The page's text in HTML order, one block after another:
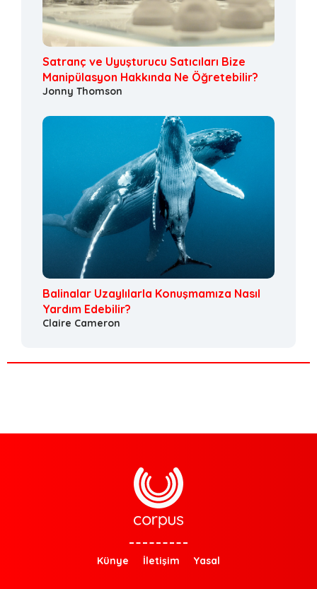
Satranç ve Uyuşturucu Satıcıları Bize
Manipülasyon Hakkında Ne Öğretebilir?
Jonny Thomson
Balinalar Uzaylılarla Konuşmamıza Nasıl
Yardım Edebilir?
Claire Cameron
Künye İletişim Yasal